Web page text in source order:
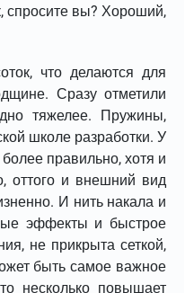
спросите вы? Хороший,
что делаются для
Сразу отметили
тяжелее. Пружины,
школе разработки. У
правильно, хотя и
оттого и внешний вид
И нить накала и
эффекты и быстрое
не прикрыта сеткой,
быть самое важное
несколько повышает